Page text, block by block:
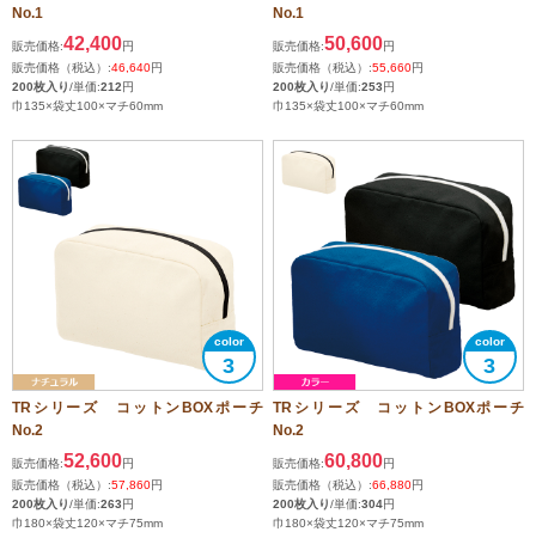
No.1
販売価格:42,400円
販売価格（税込）:46,640円
200枚入り/単価:212円
巾135×袋丈100×マチ60mm
No.1
販売価格:50,600円
販売価格（税込）:55,660円
200枚入り/単価:253円
巾135×袋丈100×マチ60mm
3
TRシリーズ コットンBOXポーチ
No.2
販売価格:52,600円
販売価格（税込）:57,860円
200枚入り/単価:263円
巾180×袋丈120×マチ75mm
3
TRシリーズ コットンBOXポーチ
No.2
販売価格:60,800円
販売価格（税込）:66,880円
200枚入り/単価:304円
巾180×袋丈120×マチ75mm